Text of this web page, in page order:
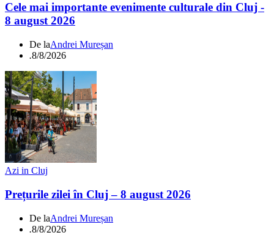
Cele mai importante evenimente culturale din Cluj -
8 august 2026
De laAndrei Mureșan
.8/8/2026
Azi in Cluj
Prețurile zilei în Cluj – 8 august 2026
De laAndrei Mureșan
.8/8/2026